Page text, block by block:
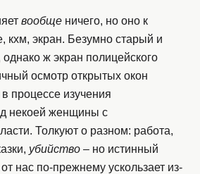
вообще ничего, но оно к
кхм, экран. Безумно старый и
ж экран полицейского
осмотр открытых окон
процессе изучения
некоей женщины с
Толкуют о разном: работа,
убийство – но истинный
нас по-прежнему ускользает из-